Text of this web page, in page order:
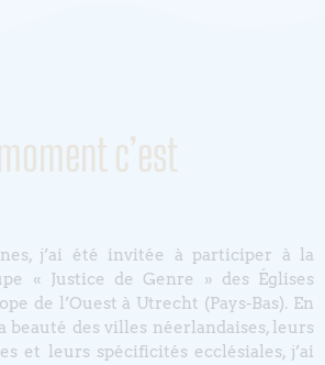
c’est
j’ai été invitée à participer à la
« Justice de Genre » des Églises
de l’Ouest à Utrecht (Pays-Bas). En
beauté des villes néerlandaises, leurs
et leurs spécificités ecclésiales, j’ai